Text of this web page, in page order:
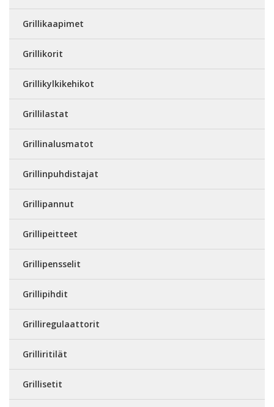
Grillikaapimet
Grillikorit
Grillikylkikehikot
Grillilastat
Grillinalusmatot
Grillinpuhdistajat
Grillipannut
Grillipeitteet
Grillipensselit
Grillipihdit
Grilliregulaattorit
Grilliritilät
Grillisetit